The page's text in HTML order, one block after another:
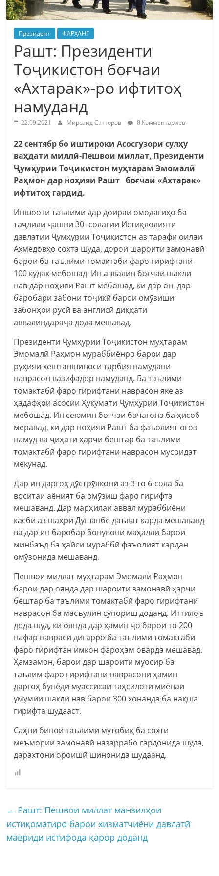
Президент ФАРҲАНГ
Рашт: Президенти
Тоҷикистон боғчаи
«Ахтарак»-ро ифтитоҳ
намуданд
22.09.2021 Мирсаид Сатторов 0 Комментариев
22 сентябр бо иштироки Асосгузори сулҳу
ваҳдати миллӣ-Пешвои миллат, Президенти
Ҷумҳурии Тоҷикистон муҳтарам Эмомалӣ
Раҳмон дар ноҳияи Рашт боғчаи «Ахтарак»
ифтитоҳ гардид.
Иншооти таълимӣ дар доираи омодагиҳо ба
таҷлили ҷашни 30- солагии Истиқлолияти
давлатии Ҷумҳурии Тоҷикистон аз тарафи оилаи
Ахмедовҳо сохта шуда, дорои шароити замонавӣ
барои ба таълими томактабӣ фаро гирифтани
100 кӯдак мебошад. Ин аввалин боғчаи шакли
нав дар ноҳияи Рашт мебошад, ки дар он дар
баробари забони тоҷикӣ барои омӯзиши
забонҳои русӣ ва англисӣ диққати
аввалиндараҷа дода мешавад.
Президенти Ҷумҳурии Тоҷикистон муҳтарам
Эмомалӣ Раҳмон мураббиёнро барои дар
рӯҳияи хештаншиносӣ тарбия намудани
наврасон вазифадор намуданд. Ба таълими
томактабӣ фаро гирифтани наврасон яке аз
ҳадафҳои асосии Ҳукумати Ҷумҳурии Тоҷикистон
мебошад. Ин сеюмин боғчаи бачагона ба ҳисоб
меравад, ки дар ноҳияи Рашт ба фаъолият оғоз
намуд ва ҷиҳати ҳарчи бештар ба таълими
томактабӣ фаро гирифтани наврасон мусоидат
мекунад.
Дар ин даргоҳ дӯстрӯякони аз 3 то 6-сола ба
воситаи аёният ба омӯзиш фаро гирифта
мешаванд. Дар марҳилаи аввал мураббиёни
касбӣ аз шаҳри Душанбе даъват карда мешаванд
ва дар ин баробар бонувони маҳаллӣ барои
минбаъд ба ҳайси мураббӣ фаъолият кардан
омӯзонида мешаванд.
Пешвои миллат муҳтарам Эмомалӣ Раҳмон
барои дар оянда дар шароити замонавӣ ҳарчи
бештар ба таълими томактабӣ фаро гирифтани
наврасон ба масъулин супориш доданд. Иттилоъ
дода шуд, ки оянда дар ҳамин ҷо барои то 200
нафар навраси дигарро ба таълими томактабӣ
фаро гирифтан имкон фароҳам оварда мешавад.
Ҳамзамон, барои дар шароити муосир ба
таълим фаро гирифтани наврасони ҳамин
даргоҳ бунёди муассисаи таҳсилоти миёнаи
умумии шакли нав барои 300 хонанда ба нақша
гирифта шудааст.
Саҳни бинои таълимӣ мутобиқ ба сохти
меъмории замонавӣ назаррабо гардонида шуда,
дарахтони ороишӣ шинонида шудаанд.
← Рашт: Пешвои миллат манзилҳои
истиқоматиро барои хизматчиёни давлатӣ
мавриди истифода қарор доданд